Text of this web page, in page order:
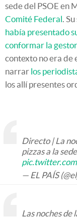
sede del PSOE en
Comité Federal.
había presentado
conformar la
contexto no era de
narrar los
los allí presentes
Directo | La
pizzas a la
— EL PAÍS
Las noches de